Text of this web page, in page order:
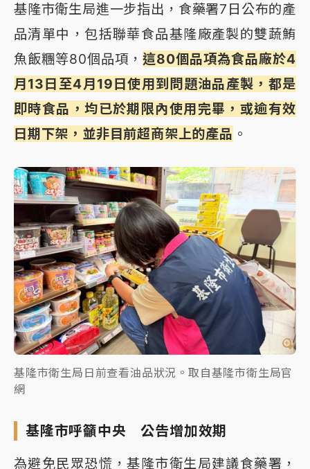
基隆市衛生局進一步指出，食藥署7日公布的產
品清單中，包括聯華食品基隆廠產製的雙蔬鮪
魚飯糰等80個品項，這80個品項為食品廠於4
月13日至4月19日使用到問題油品產製，都是
即時食品，均已於期限內使用完畢，或逾有效
日期下架，並非目前超商架上的產品 。
基隆市衛生局日前查看油品狀況。取自基隆市衛生局官
網
基隆市呼籲中央 公告增加效期
為避免民眾恐慌，基隆市衛生局建議食藥署，